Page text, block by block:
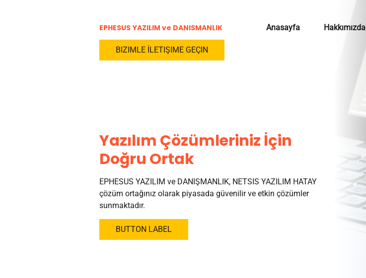
EPHESUS YAZILIM ve DANISMANLIK Anasayfa Hakkımızda
BIZIMLE İLETIŞIME GEÇIN
Yazılım Çözümleriniz İçin
Doğru Ortak
EPHESUS YAZILIM ve DANIŞMANLIK, NETSIS YAZILIM HATAY
çözüm ortağınız olarak piyasada güvenilir ve etkin çözümler
sunmaktadır.
BUTTON LABEL